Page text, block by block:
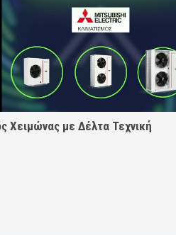
Χειμώνας με Δέλτα Τεχνική